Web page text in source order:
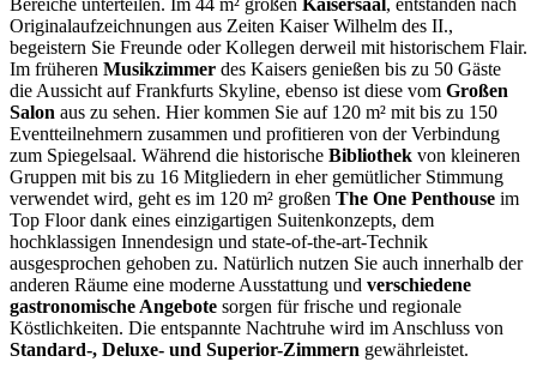
Bereiche unterteilen. Im 44 m² großen Kaisersaal, entstanden nach
Originalaufzeichnungen aus Zeiten Kaiser Wilhelm des II.,
begeistern Sie Freunde oder Kollegen derweil mit historischem Flair.
Im früheren Musikzimmer des Kaisers genießen bis zu 50 Gäste
die Aussicht auf Frankfurts Skyline, ebenso ist diese vom Großen
Salon aus zu sehen. Hier kommen Sie auf 120 m² mit bis zu 150
Eventteilnehmern zusammen und profitieren von der Verbindung
zum Spiegelsaal. Während die historische Bibliothek von kleineren
Gruppen mit bis zu 16 Mitgliedern in eher gemütlicher Stimmung
verwendet wird, geht es im 120 m² großen The One Penthouse im
Top Floor dank eines einzigartigen Suitenkonzepts, dem
hochklassigen Innendesign und state-of-the-art-Technik
ausgesprochen gehoben zu. Natürlich nutzen Sie auch innerhalb der
anderen Räume eine moderne Ausstattung und verschiedene
gastronomische Angebote sorgen für frische und regionale
Köstlichkeiten. Die entspannte Nachtruhe wird im Anschluss von
Standard-, Deluxe- und Superior-Zimmern gewährleistet.